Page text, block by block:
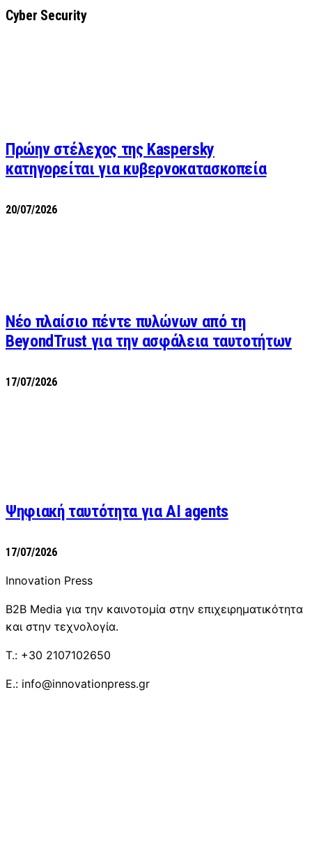
Cyber Security
Πρώην στέλεχος της Kaspersky
κατηγορείται για κυβερνοκατασκοπεία
20/07/2026
Νέο πλαίσιο πέντε πυλώνων από τη
BeyondTrust για την ασφάλεια ταυτοτήτων
17/07/2026
Ψηφιακή ταυτότητα για AI agents
17/07/2026
Innovation Press
B2B Media για την καινοτομία στην επιχειρηματικότητα
και στην τεχνολογία.
T.: +30 2107102650
E.: info@innovationpress.gr